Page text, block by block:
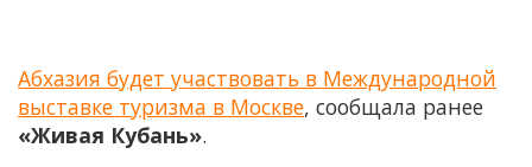
Абхазия будет участвовать в Международной
выставке туризма в Москве, сообщала ранее
«Живая Кубань».